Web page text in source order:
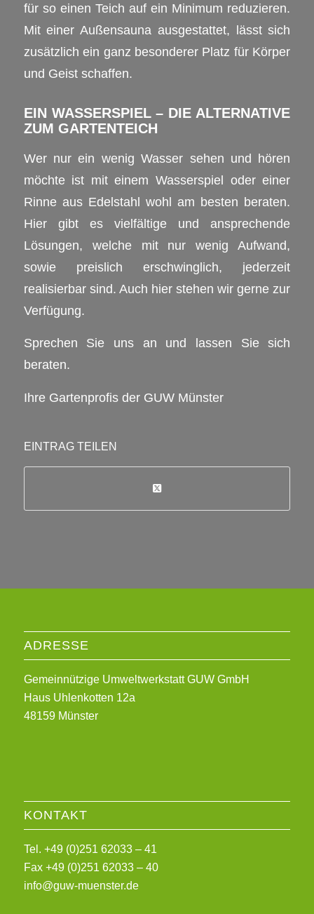
für so einen Teich auf ein Minimum reduzieren.
Mit einer Außensauna ausgestattet, lässt sich
zusätzlich ein ganz besonderer Platz für Körper
und Geist schaffen.
EIN WASSERSPIEL – DIE ALTERNATIVE
ZUM GARTENTEICH
Wer nur ein wenig Wasser sehen und hören
möchte ist mit einem Wasserspiel oder einer
Rinne aus Edelstahl wohl am besten beraten.
Hier gibt es vielfältige und ansprechende
Lösungen, welche mit nur wenig Aufwand,
sowie preislich erschwinglich, jederzeit
realisierbar sind. Auch hier stehen wir gerne zur
Verfügung.
Sprechen Sie uns an und lassen Sie sich
beraten.
Ihre Gartenprofis der GUW Münster
EINTRAG TEILEN
ADRESSE
Gemeinnützige Umweltwerkstatt GUW GmbH
Haus Uhlenkotten 12a
48159 Münster
KONTAKT
Tel. +49 (0)251 62033 – 41
Fax +49 (0)251 62033 – 40
info@guw-muenster.de